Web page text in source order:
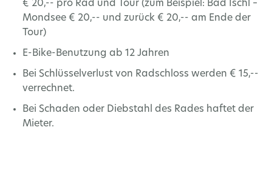
€ 20,-- pro Rad und Tour (zum Beispiel: Bad Ischl –
Mondsee € 20,-- und zurück € 20,-- am Ende der
Tour)
E-Bike-Benutzung ab 12 Jahren
Bei Schlüsselverlust von Radschloss werden € 15,--
verrechnet.
Bei Schaden oder Diebstahl des Rades haftet der
Mieter.